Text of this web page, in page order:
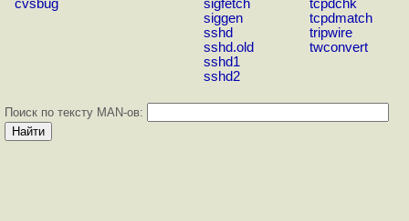
cvsbug
sigfetch
siggen
sshd
sshd.old
sshd1
sshd2
tcpdchk
tcpdmatch
tripwire
twconvert
Поиск по тексту MAN-ов: